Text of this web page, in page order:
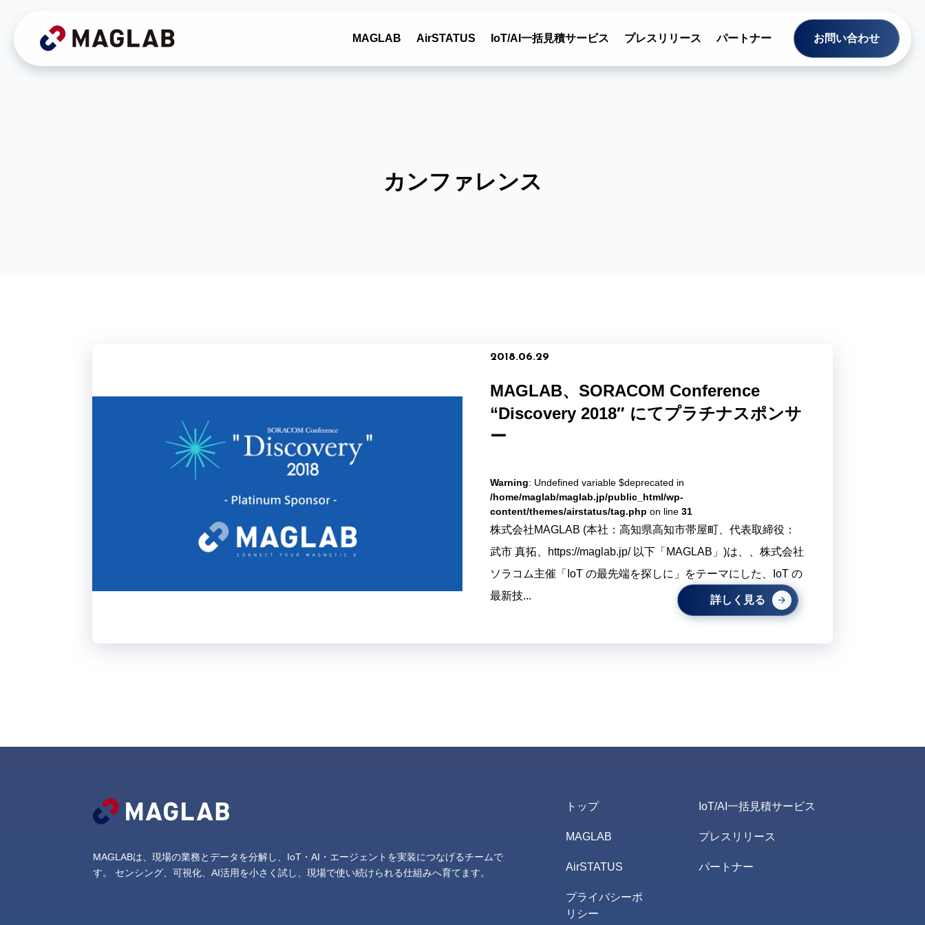
MAGLAB AirSTATUS IoT/AI一括見積サービス プレスリリース パートナー お問い合わせ
カンファレンス
2018.06.29
MAGLAB、SORACOM Conference
“Discovery 2018″ にてプラチナスポンサ
ー
Warning: Undefined variable $deprecated in
/home/maglab/maglab.jp/public_html/wp-
content/themes/airstatus/tag.php on line 31
株式会社MAGLAB (本社：高知県高知市帯屋町、代表取締役：
武市 真拓、https://maglab.jp/ 以下「MAGLAB」)は、、株式会社
ソラコム主催「IoT の最先端を探しに」をテーマにした、IoT の
最新技...
詳しく見る
MAGLABは、現場の業務とデータを分解し、IoT・AI・エージェントを実装につなげるチームで
す。
センシング、可視化、AI活用を小さく試し、現場で使い続けられる仕組みへ育てます。
トップ IoT/AI一括見積サービス
MAGLAB プレスリリース
AirSTATUS パートナー
プライバシーポ
リシー